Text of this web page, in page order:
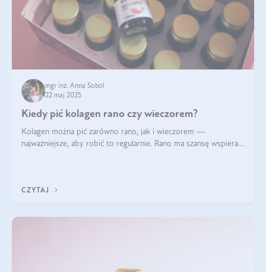
mgr inż. Anna Sobol
22 maj 2025
Kiedy pić kolagen rano czy wieczorem?
Kolagen można pić zarówno rano, jak i wieczorem —
najważniejsze, aby robić to regularnie. Rano ma szansę wspierać
CZYTAJ